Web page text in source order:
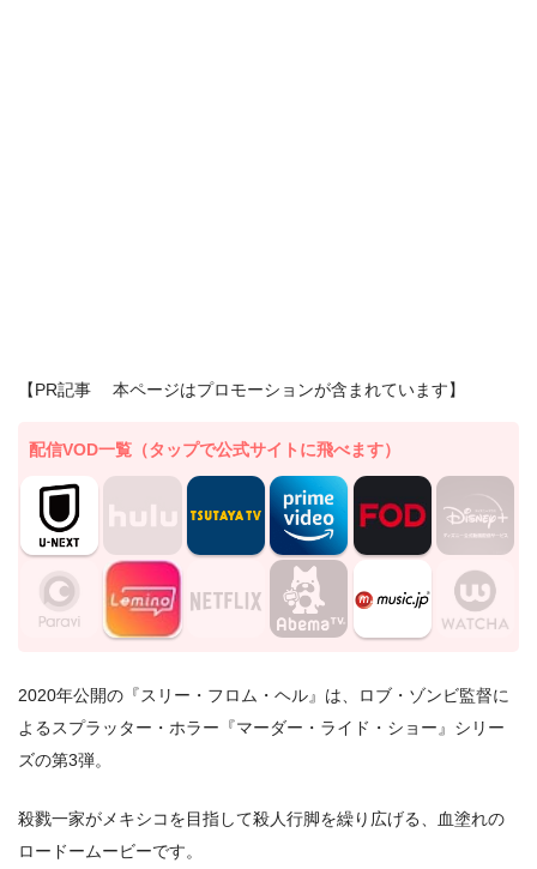
【PR記事 本ページはプロモーションが含まれています】
配信VOD一覧（タップで公式サイトに飛べます）
2020年公開の『スリー・フロム・ヘル』は、ロブ・ゾンビ監督に
よるスプラッター・ホラー『マーダー・ライド・ショー』シリー
ズの第3弾。
殺戮一家がメキシコを目指して殺人行脚を繰り広げる、血塗れの
ロードームービーです。